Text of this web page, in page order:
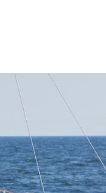
COMPANY